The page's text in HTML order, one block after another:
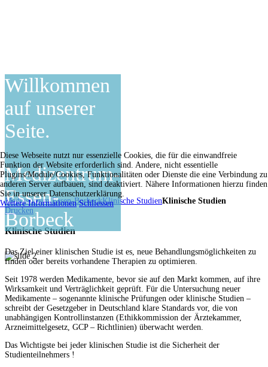
Willkommen
auf unserer
Seite.
Medizentrum-
Essen-
Borbeck
Medizentrum Essen-BorbeckKlinische StudienKlinische Studien
Drucken
Klinische Studien
Das Ziel einer klinischen Studie ist es, neue Behandlungsmöglichkeiten zu
finden oder bereits vorhandene Therapien zu optimieren.
Seit 1978 werden Medikamente, bevor sie auf den Markt kommen, auf ihre
Wirksamkeit und Verträglichkeit geprüft. Für die Untersuchung neuer
Medikamente – sogenannte klinische Prüfungen oder klinische Studien –
schreibt der Gesetzgeber in Deutschland klare Standards vor, die von
unabhängigen Kontrollinstanzen (Ethikkommission der Ärztekammer,
Arzneimittelgesetz, GCP – Richtlinien) überwacht werden.
Das Wichtigste bei jeder klinischen Studie ist die Sicherheit der
Studienteilnehmers !
Diese Webseite nutzt nur essenzielle Cookies, die für die einwandfreie
Funktion der Website erforderlich sind. Andere, nicht essentielle
Plugins/Module/Cookies, Funktionalitäten oder Dienste die eine Verbindung zu
anderen Server aufbauen, sind deaktiviert. Nähere Informationen hierzu finden
Sie in unserer Datenschutzerklärung.
Weitere Informationen Schliessen